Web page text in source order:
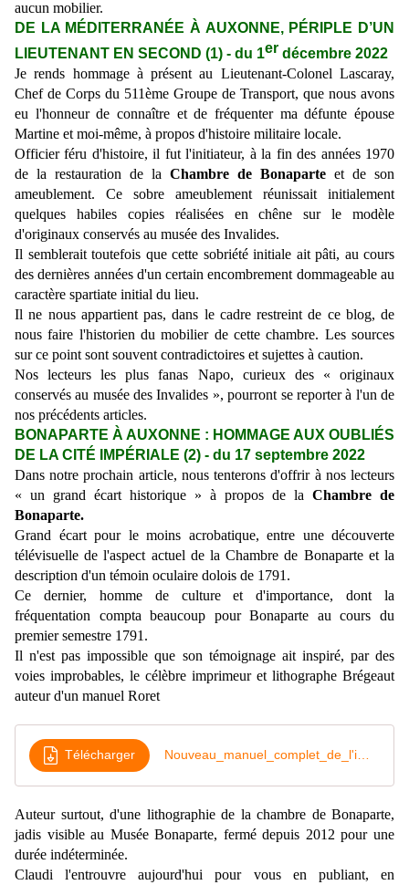
aucun mobilier.
DE LA MÉDITERRANÉE À AUXONNE, PÉRIPLE D’UN
LIEUTENANT EN SECOND (1) - du 1er décembre 2022
Je rends hommage à présent au Lieutenant-Colonel Lascaray,
Chef de Corps du 511ème Groupe de Transport, que nous avons
eu l'honneur de connaître et de fréquenter ma défunte épouse
Martine et moi-même, à propos d'histoire militaire locale.
Officier féru d'histoire, il fut l'initiateur, à la fin des années 1970
de la restauration de la Chambre de Bonaparte et de son
ameublement. Ce sobre ameublement réunissait initialement
quelques habiles copies réalisées en chêne sur le modèle
d'originaux conservés au musée des Invalides.
Il semblerait toutefois que cette sobriété initiale ait pâti, au cours
des dernières années d'un certain encombrement dommageable au
caractère spartiate initial du lieu.
Il ne nous appartient pas, dans le cadre restreint de ce blog, de
nous faire l'historien du mobilier de cette chambre. Les sources
sur ce point sont souvent contradictoires et sujettes à caution.
Nos lecteurs les plus fanas Napo, curieux des « originaux
conservés au musée des Invalides », pourront se reporter à l'un de
nos précédents articles.
BONAPARTE À AUXONNE : HOMMAGE AUX OUBLIÉS
DE LA CITÉ IMPÉRIALE (2) - du 17 septembre 2022
Dans notre prochain article, nous tenterons d'offrir à nos lecteurs
« un grand écart historique » à propos de la Chambre de
Bonaparte.
Grand écart pour le moins acrobatique, entre une découverte
télévisuelle de l'aspect actuel de la Chambre de Bonaparte et la
description d'un témoin oculaire dolois de 1791.
Ce dernier, homme de culture et d'importance, dont la
fréquentation compta beaucoup pour Bonaparte au cours du
premier semestre 1791.
Il n'est pas impossible que son témoignage ait inspiré, par des
voies improbables, le célèbre imprimeur et lithographe Brégeaut
auteur d'un manuel Roret
Télécharger Nouveau_manuel_complet_de_l'imprimeur_[
Auteur surtout, d'une lithographie de la chambre de Bonaparte,
jadis visible au Musée Bonaparte, fermé depuis 2012 pour une
durée indéterminée.
Claudi l'entrouvre aujourd'hui pour vous en publiant, en